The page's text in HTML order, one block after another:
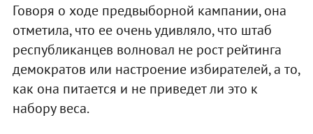
Говоря о ходе предвыборной кампании, она
отметила, что ее очень удивляло, что штаб
республиканцев волновал не рост рейтинга
демократов или настроение избирателей, а то,
как она питается и не приведет ли это к
набору веса.